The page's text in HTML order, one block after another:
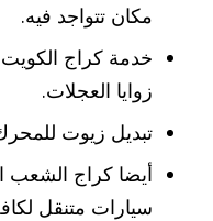
مكان تتواجد فيه.
خدمة كراج
زوايا العجلات.
تبديل زيوت
أيضا كراج الشعب
سيارات متنقل